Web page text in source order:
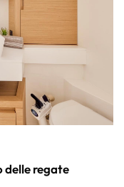
delle regate